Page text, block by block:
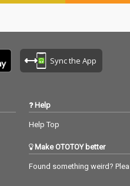
Sync the App
Help
Help Top
Make OTOTOY better
Found something weird?